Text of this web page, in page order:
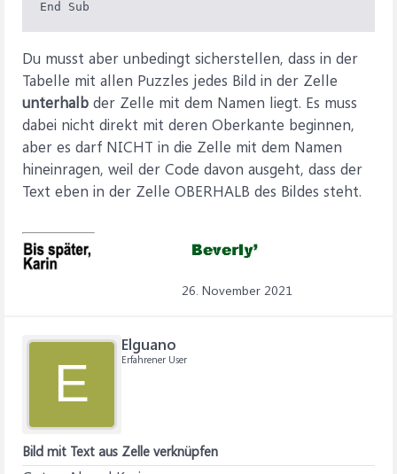
Du musst aber unbedingt sicherstellen, dass in der
Tabelle mit allen Puzzles jedes Bild in der Zelle
unterhalb der Zelle mit dem Namen liegt. Es muss
dabei nicht direkt mit deren Oberkante beginnen,
aber es darf NICHT in die Zelle mit dem Namen
hineinragen, weil der Code davon ausgeht, dass der
Text eben in der Zelle OBERHALB des Bildes steht.
26. November 2021
E
Elguano
Erfahrener User
Bild mit Text aus Zelle verknüpfen